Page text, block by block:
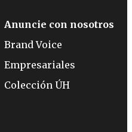
Anuncie con nosotros
Brand Voice
Empresariales
Colección ÚH